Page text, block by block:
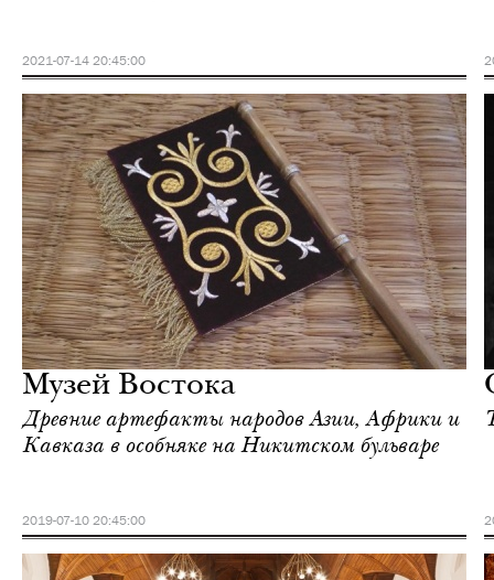
2021-07-14 20:45:00
Музей Востока
Древние артефакты народов Азии, Африки и
Кавказа в особняке на Никитском бульваре
2019-07-10 20:45:00